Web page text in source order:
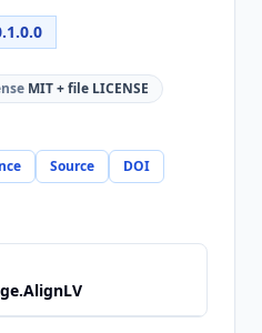
MIT + file LICENSE
Source
DOI